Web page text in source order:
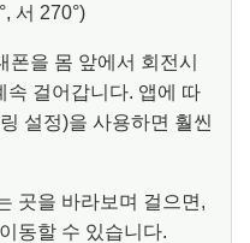
서 270°)
폰을 몸 앞에서 회전시
속 걸어갑니다. 앱에 따
설정)을 사용하면 훨씬
곳을 바라보며 걸으면,
동할 수 있습니다.